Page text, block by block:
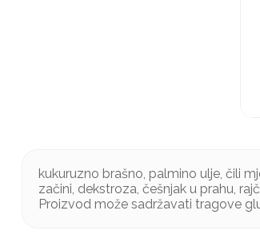
kukuruzno brašno, palmino ulje, čili
začini, dekstroza, češnjak u prahu,
Proizvod može sadržavati tragove